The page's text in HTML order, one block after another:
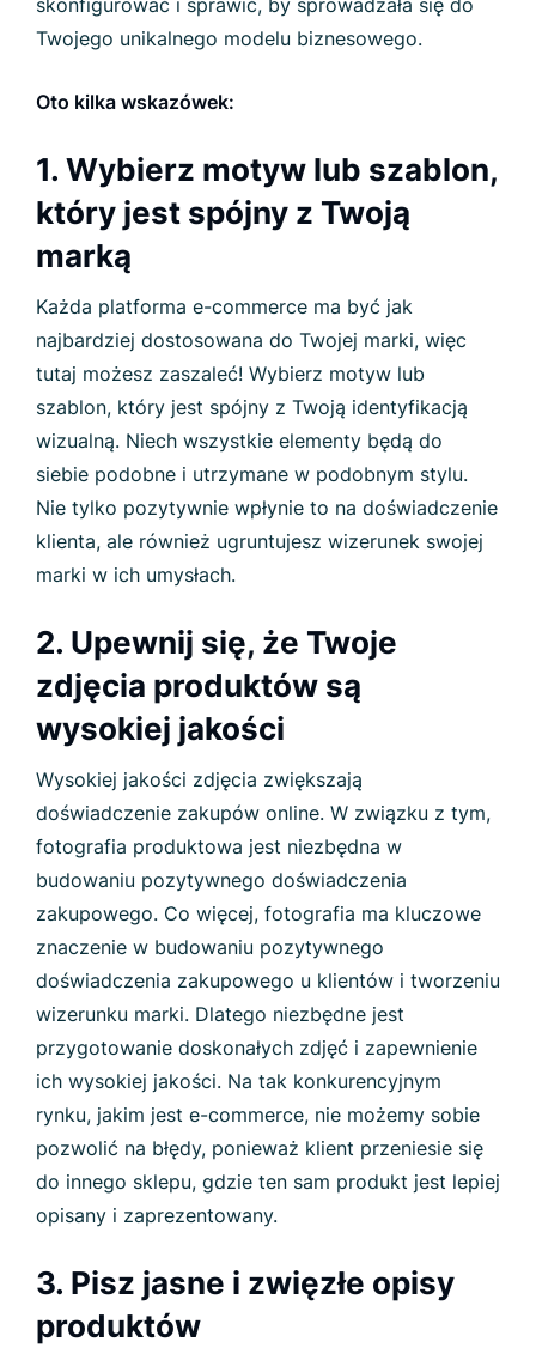
skonfigurować i sprawić, by sprowadzała się do
Twojego unikalnego modelu biznesowego.
Oto kilka wskazówek:
1. Wybierz motyw lub szablon,
który jest spójny z Twoją
marką
Każda platforma e-commerce ma być jak
najbardziej dostosowana do Twojej marki, więc
tutaj możesz zaszaleć! Wybierz motyw lub
szablon, który jest spójny z Twoją identyfikacją
wizualną. Niech wszystkie elementy będą do
siebie podobne i utrzymane w podobnym stylu.
Nie tylko pozytywnie wpłynie to na doświadczenie
klienta, ale również ugruntujesz wizerunek swojej
marki w ich umysłach.
2. Upewnij się, że Twoje
zdjęcia produktów są
wysokiej jakości
Wysokiej jakości zdjęcia zwiększają
doświadczenie zakupów online. W związku z tym,
fotografia produktowa jest niezbędna w
budowaniu pozytywnego doświadczenia
zakupowego. Co więcej, fotografia ma kluczowe
znaczenie w budowaniu pozytywnego
doświadczenia zakupowego u klientów i tworzeniu
wizerunku marki. Dlatego niezbędne jest
przygotowanie doskonałych zdjęć i zapewnienie
ich wysokiej jakości. Na tak konkurencyjnym
rynku, jakim jest e-commerce, nie możemy sobie
pozwolić na błędy, ponieważ klient przeniesie się
do innego sklepu, gdzie ten sam produkt jest lepiej
opisany i zaprezentowany.
3. Pisz jasne i zwięzłe opisy
produktów